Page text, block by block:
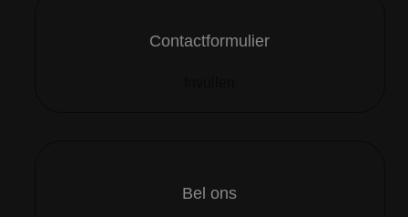
Contactformulier
Bel ons